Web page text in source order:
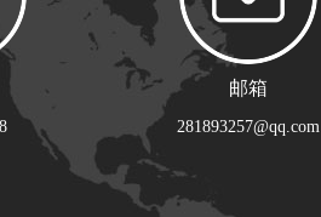
邮箱
281893257@qq.com